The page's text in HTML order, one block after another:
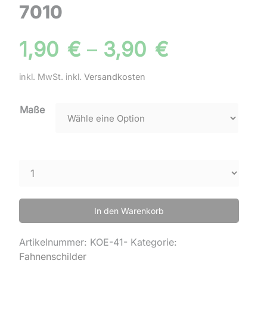
7010
1,90 € – 3,90 €
inkl. MwSt. inkl. Versandkosten
Maße
In den Warenkorb
Artikelnummer: KOE-41- Kategorie:
Fahnenschilder